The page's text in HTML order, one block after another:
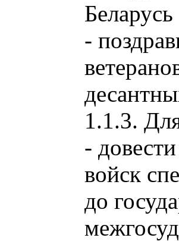
-
1.1.3.
-
войск
до